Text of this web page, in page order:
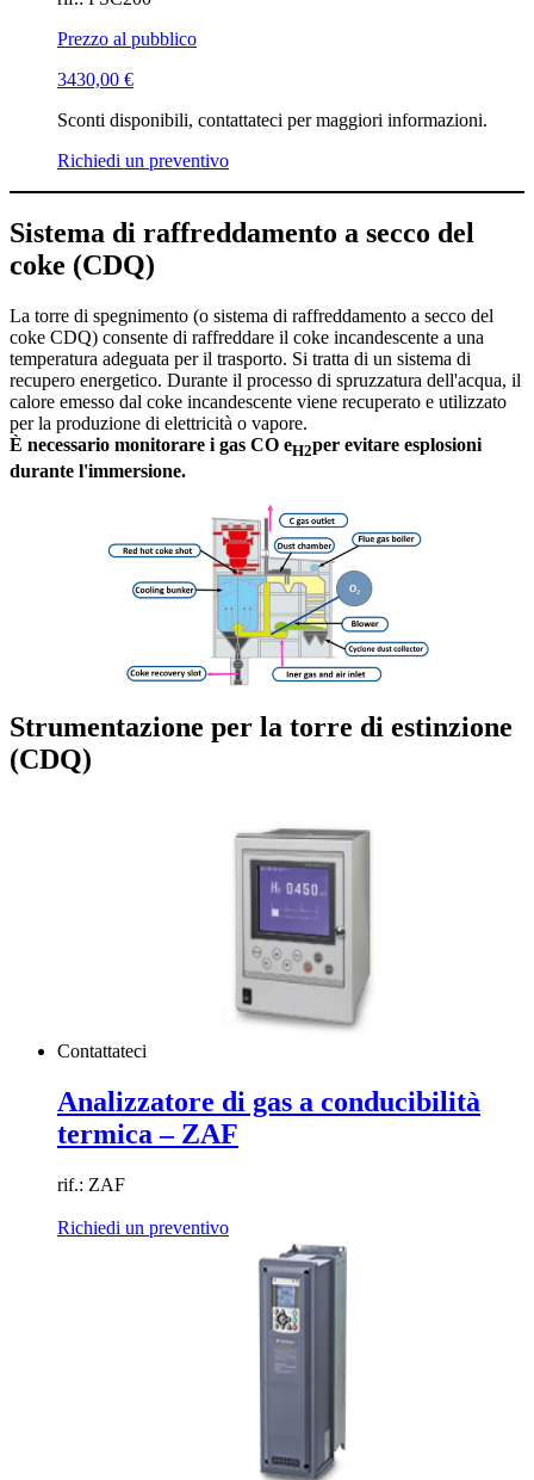
Prezzo al pubblico
3430,00 €
Sconti disponibili, contattateci per maggiori informazioni.
Richiedi un preventivo
Sistema di raffreddamento a secco del
coke (CDQ)
La torre di spegnimento (o sistema di raffreddamento a secco del
coke CDQ) consente di raffreddare il coke incandescente a una
temperatura adeguata per il trasporto. Si tratta di un sistema di
recupero energetico. Durante il processo di spruzzatura dell'acqua, il
calore emesso dal coke incandescente viene recuperato e utilizzato
per la produzione di elettricità o vapore.
È necessario monitorare i gas CO eH2per evitare esplosioni
durante l'immersione.
Strumentazione per la torre di estinzione
(CDQ)
Contattateci
Analizzatore di gas a conducibilità
termica – ZAF
rif.: ZAF
Richiedi un preventivo